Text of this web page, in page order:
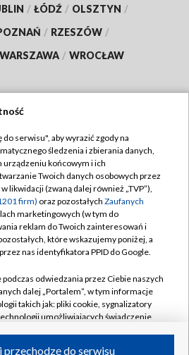
/ ŁÓDŹ / OLSZTYN /
/ RZESZÓW /
WARSZAWA / WROCŁAW
TVP
TVP
prywatności
Moje zgody
Pomoc
Kontakt
Kanały
serwisu", aby wyrazić zgody na
śledzenia i zbierania danych,
urządzeniu końcowym i ich
Twoich danych osobowych przez
likwidacji (zwaną dalej również „TVP”),
firm) oraz pozostałych Zaufanych
marketingowych (w tym do
reklam do Twoich zainteresowań i
które wskazujemy poniżej, a
nas identyfikatora PPID do Google.
odwiedzania przez Ciebie naszych
dalej „Portalem”, w tym informacje
takich jak: pliki cookie, sygnalizatory
umożliwiających świadczenie
przechodzę do serwisu